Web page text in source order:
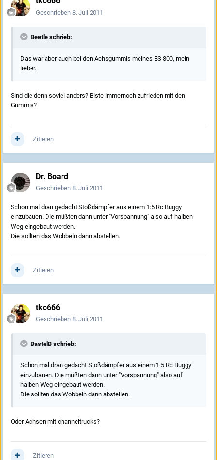
Geschrieben 8. Juli 2011
Beetle schrieb:
Das war aber auch bei den Achsgummis meines ES 800, mein
lieber.
Sind die denn soviel anders? Biste immernoch zufrieden mit den
Gummis?
Zitieren
Dr. Board
Geschrieben 8. Juli 2011
Schon mal dran gedacht Stoßdämpfer aus einem 1:5 Rc Buggy
einzubauen. Die müßten dann unter "Vorspannung" also auf halben
Weg eingebaut werden.
Die sollten das Wobbeln dann abstellen.
Zitieren
tko666
Geschrieben 8. Juli 2011
BastelB schrieb:
Schon mal dran gedacht Stoßdämpfer aus einem 1:5 Rc Buggy
einzubauen. Die müßten dann unter "Vorspannung" also auf
halben Weg eingebaut werden.
Die sollten das Wobbeln dann abstellen.
Oder Achsen mit channeltrucks?
Zitieren